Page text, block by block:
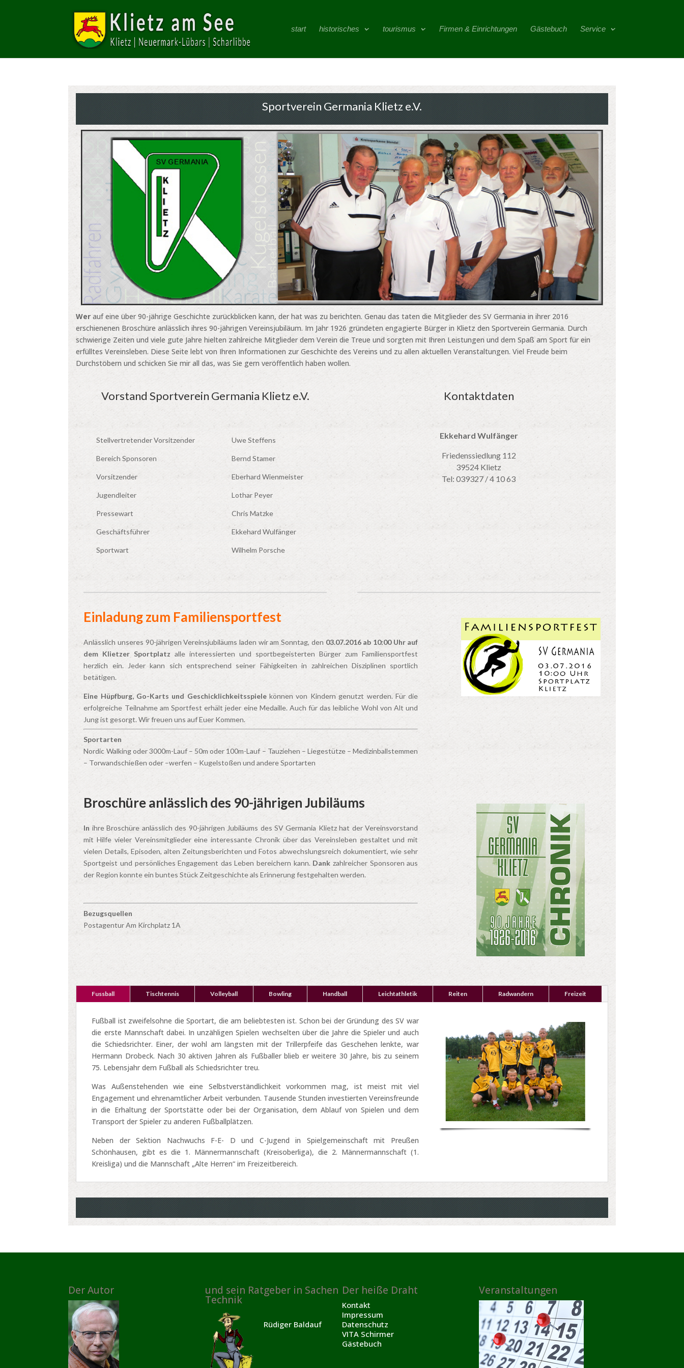
start historisches tourismus Firmen & Einrichtungen Gästebuch Service
Sportverein Germania Klietz e.V.
Wer auf eine über 90-jährige Geschichte zurückblicken kann, der hat was zu berichten. Genau das taten die Mitglieder des SV Germania in ihrer 2016
erschienenen Broschüre anlässlich ihres 90-jährigen Vereinsjubiläum. Im Jahr 1926 gründeten engagierte Bürger in Klietz den Sportverein Germania. Durch
schwierige Zeiten und viele gute Jahre hielten zahlreiche Mitglieder dem Verein die Treue und sorgten mit Ihren Leistungen und dem Spaß am Sport für ein
erfülltes Vereinsleben. Diese Seite lebt von Ihren Informationen zur Geschichte des Vereins und zu allen aktuellen Veranstaltungen. Viel Freude beim
Durchstöbern und schicken Sie mir all das, was Sie gern veröffentlich haben wollen.
Vorstand Sportverein Germania Klietz e.V.
Stellvertretender Vorsitzender Uwe Steffens
Bereich Sponsoren Bernd Stamer
Vorsitzender Eberhard Wienmeister
Jugendleiter Lothar Peyer
Pressewart Chris Matzke
Geschäftsführer Ekkehard Wulfänger
Sportwart Wilhelm Porsche
Kontaktdaten
Ekkehard Wulfänger
Friedenssiedlung 112
39524 Klietz
Tel: 039327 / 4 10 63
Einladung zum Familiensportfest
Anlässlich unseres 90-jährigen Vereinsjubiläums laden wir am Sonntag, den 03.07.2016 ab 10:00 Uhr auf
dem Klietzer Sportplatz alle interessierten und sportbegeisterten Bürger zum Familiensportfest
herzlich ein. Jeder kann sich entsprechend seiner Fähigkeiten in zahlreichen Disziplinen sportlich
betätigen.
Eine Hüpfburg, Go-Karts und Geschicklichkeitsspielekönnen von Kindern genutzt werden. Für die
erfolgreiche Teilnahme am Sportfest erhält jeder eine Medaille. Auch für das leibliche Wohl von Alt und
Jung ist gesorgt. Wir freuen uns auf Euer Kommen.
Sportarten
Nordic Walking oder 3000m-Lauf – 50m oder 100m-Lauf – Tauziehen – Liegestütze – Medizinballstemmen
– Torwandschießen oder –werfen – Kugelstoßen und andere Sportarten
Broschüre anlässlich des 90-jährigen Jubiläums
In ihre Broschüre anlässlich des 90-jährigen Jubiläums des SV Germania Klietz hat der Vereinsvorstand
mit Hilfe vieler Vereinsmitglieder eine interessante Chronik über das Vereinsleben gestaltet und mit
vielen Details, Episoden, alten Zeitungsberichten und Fotos abwechslungsreich dokumentiert, wie sehr
Sportgeist und persönliches Engagement das Leben bereichern kann. Dank zahlreicher Sponsoren aus
der Region konnte ein buntes Stück Zeitgeschichte als Erinnerung festgehalten werden.
Bezugsquellen
Postagentur Am Kirchplatz 1A
Fussball Tischtennis Volleyball Bowling Handball Leichtathletik Reiten Radwandern Freizeit
Fußball ist zweifelsohne die Sportart, die am beliebtesten ist. Schon bei der Gründung des SV war
die erste Mannschaft dabei. In unzähligen Spielen wechselten über die Jahre die Spieler und auch
die Schiedsrichter. Einer, der wohl am längsten mit der Trillerpfeife das Geschehen lenkte, war
Hermann Drobeck. Nach 30 aktiven Jahren als Fußballer blieb er weitere 30 Jahre, bis zu seinem
75. Lebensjahr dem Fußball als Schiedsrichter treu.
Was Außenstehenden wie eine Selbstverständlichkeit vorkommen mag, ist meist mit viel
Engagement und ehrenamtlicher Arbeit verbunden. Tausende Stunden investierten Vereinsfreunde
in die Erhaltung der Sportstätte oder bei der Organisation, dem Ablauf von Spielen und dem
Transport der Spieler zu anderen Fußballplätzen.
Neben der Sektion Nachwuchs F-E- D und C-Jugend in Spielgemeinschaft mit Preußen
Schönhausen, gibt es die 1. Männermannschaft (Kreisoberliga), die 2. Männermannschaft (1.
Kreisliga) und die Mannschaft „Alte Herren“ im Freizeitbereich.
Der Autor und sein Ratgeber in Sachen
Technik
Rüdiger Baldauf
Der heiße Draht
Kontakt
Impressum
Datenschutz
VITA Schirmer
Gästebuch
Veranstaltungen